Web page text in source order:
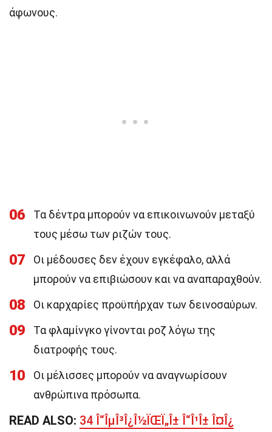
άφωνους.
06
Τα δέντρα μπορούν να επικοινωνούν μεταξύ
τους μέσω των ριζών τους.
07
Οι μέδουσες δεν έχουν εγκέφαλο, αλλά
μπορούν να επιβιώσουν και να αναπαραχθούν.
08 Οι καρχαρίες προϋπήρχαν των δεινοσαύρων.
09
Τα φλαμίνγκο γίνονται ροζ λόγω της
διατροφής τους.
10
Οι μέλισσες μπορούν να αναγνωρίσουν
ανθρώπινα πρόσωπα.
READ ALSO: 34 Î“ÎµÎ³Î¿Î½ÏŒÏ„Î± Î“Î¹Î± Î¤Î¿